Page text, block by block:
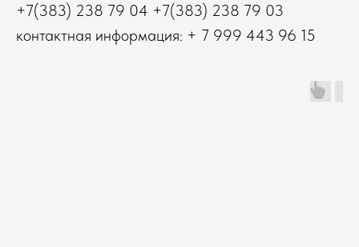
+7(383) 238 79 04 +7(383) 238 79 03
контактная информация: + 7 999 443 96 15